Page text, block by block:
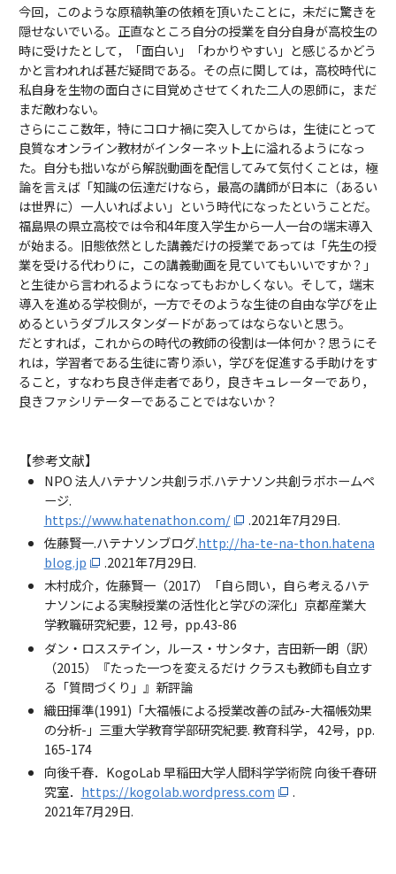
今回，このような原稿執筆の依頼を頂いたことに，未だに驚きを
隠せないでいる。正直なところ自分の授業を自分自身が高校生の
時に受けたとして，「面白い」「わかりやすい」と感じるかどう
かと言われれば甚だ疑問である。その点に関しては，高校時代に
私自身を生物の面白さに目覚めさせてくれた二人の恩師に，まだ
まだ敵わない。
さらにここ数年，特にコロナ禍に突入してからは，生徒にとって
良質なオンライン教材がインターネット上に溢れるようになっ
た。自分も拙いながら解説動画を配信してみて気付くことは，極
論を言えば「知識の伝達だけなら，最高の講師が日本に（あるい
は世界に）一人いればよい」という時代になったということだ。
福島県の県立高校では令和4年度入学生から一人一台の端末導入
が始まる。旧態依然とした講義だけの授業であっては「先生の授
業を受ける代わりに，この講義動画を見ていてもいいですか？」
と生徒から言われるようになってもおかしくない。そして，端末
導入を進める学校側が，一方でそのような生徒の自由な学びを止
めるというダブルスタンダードがあってはならないと思う。
だとすれば，これからの時代の教師の役割は一体何か？思うにそ
れは，学習者である生徒に寄り添い，学びを促進する手助けをす
ること，すなわち良き伴走者であり，良きキュレーターであり，
良きファシリテーターであることではないか？
【参考文献】
NPO 法人ハテナソン共創ラボ.ハテナソン共創ラボホームペ
ージ.
https://www.hatenathon.com/
.2021年7月29日.
佐藤賢一.ハテナソンブログ.http://ha-te-na-thon.hatena
blog.jp
.2021年7月29日.
木村成介，佐藤賢一（2017）「自ら問い，自ら考えるハテ
ナソンによる実験授業の活性化と学びの深化」京都産業大
学教職研究紀要，12 号，pp.43-86
ダン・ロスステイン，ルース・サンタナ，吉田新一朗（訳）
（2015）『たった一つを変えるだけ クラスも教師も自立す
る「質問づくり」』新評論
織田揮準(1991)「大福帳による授業改善の試み-大福帳効果
の分析-」三重大学教育学部研究紀要. 教育科学， 42号，pp.
165-174
向後千春．KogoLab 早稲田大学人間科学学術院 向後千春研
究室． https://kogolab.wordpress.com
.
2021年7月29日.